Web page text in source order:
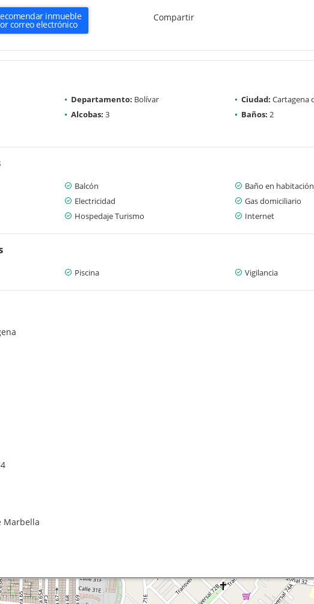
inmueble
correo electrónico
Compartir
Departamento: Bolívar Ciudad: Cartagena
Alcobas: 3 Baños: 2
Balcón Baño en
Electricidad Gas domiciliario
Hospedaje Turismo Internet
Piscina Vigilancia
Marbella